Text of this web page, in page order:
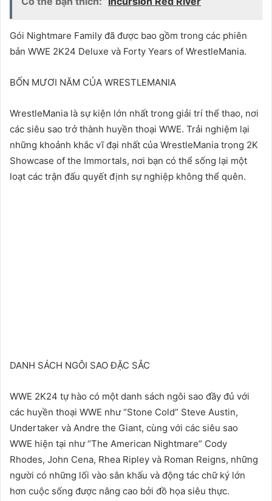
Gói Nightmare Family đã được bao gồm trong các phiên
bản WWE 2K24 Deluxe và Forty Years of WrestleMania.
BỐN MƯƠI NĂM CỦA WRESTLEMANIA
WrestleMania là sự kiện lớn nhất trong giải trí thể thao, nơi
các siêu sao trở thành huyền thoại WWE. Trải nghiệm lại
những khoảnh khắc vĩ đại nhất của WrestleMania trong 2K
Showcase of the Immortals, nơi bạn có thể sống lại một
loạt các trận đấu quyết định sự nghiệp không thể quên.
DANH SÁCH NGÔI SAO ĐẶC SẮC
WWE 2K24 tự hào có một danh sách ngôi sao đầy đủ với
các huyền thoại WWE như “Stone Cold” Steve Austin,
Undertaker và Andre the Giant, cùng với các siêu sao
WWE hiện tại như “The American Nightmare” Cody
Rhodes, John Cena, Rhea Ripley và Roman Reigns, những
người có những lối vào sân khấu và động tác chữ ký lớn
hơn cuộc sống được nâng cao bởi đồ họa siêu thực.